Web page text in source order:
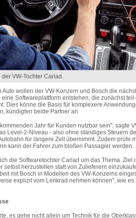
VW-Tochter Cariad.
wollen der VW-Konzern und Bosch die
Softwareplattform entstehen, die zunächst
Dies könne die Basis für komplexere
kündigten beide Partner an.
Jahr für Kunden nutzbar sein", sagte
Level-2-Niveau - also ohne ständiges Steuern
für längere Zeit übernimmt. Zudem prüfe
kann der Fahrer zum bloßen Passagier werden.
die Softwaretochter Cariad um das Thema. Ziel
selbst herzustellen statt von Zulieferern
mit Bosch in Modellen des VW-Konzerns
explizit vom Lenkrad nehmen können", wie
es gehe nicht allein um Technik für die